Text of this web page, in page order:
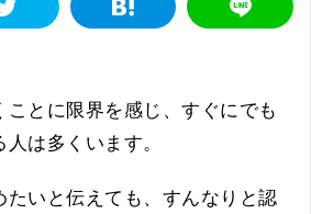
ことに限界を感じ、すぐにでも
は多くいます。
たいと伝えても、すんなりと認